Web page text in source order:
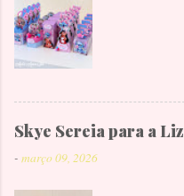
Skye Sereia para a Liz
- março 09, 2026